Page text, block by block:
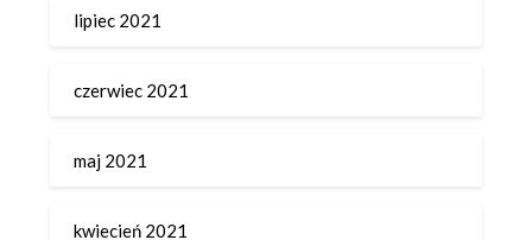
lipiec 2021
czerwiec 2021
maj 2021
kwiecień 2021